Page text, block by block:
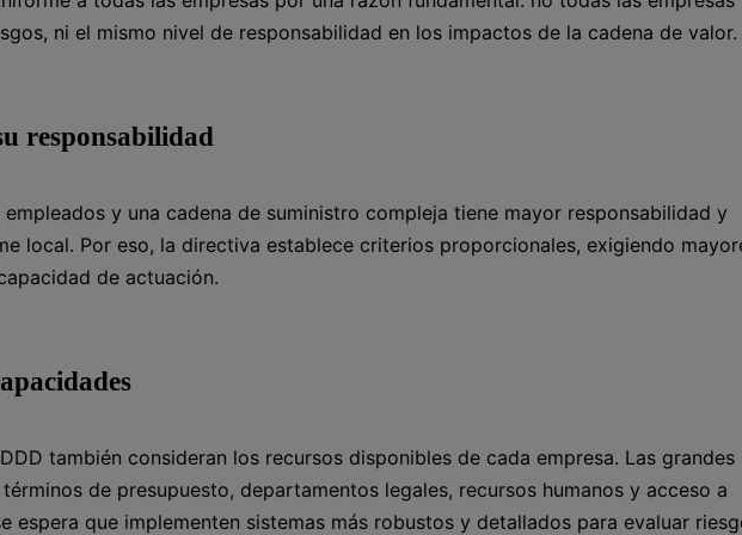
ni el mismo nivel de responsabilidad en los impactos de la cadena de valor.
responsabilidad
y una cadena de suministro compleja tiene mayor responsabilidad y
local. Por eso, la directiva establece criterios proporcionales, exigiendo
de actuación.
también consideran los recursos disponibles de cada empresa. Las grandes
de presupuesto, departamentos legales, recursos humanos y acceso a
espera que implementen sistemas más robustos y detallados para evaluar